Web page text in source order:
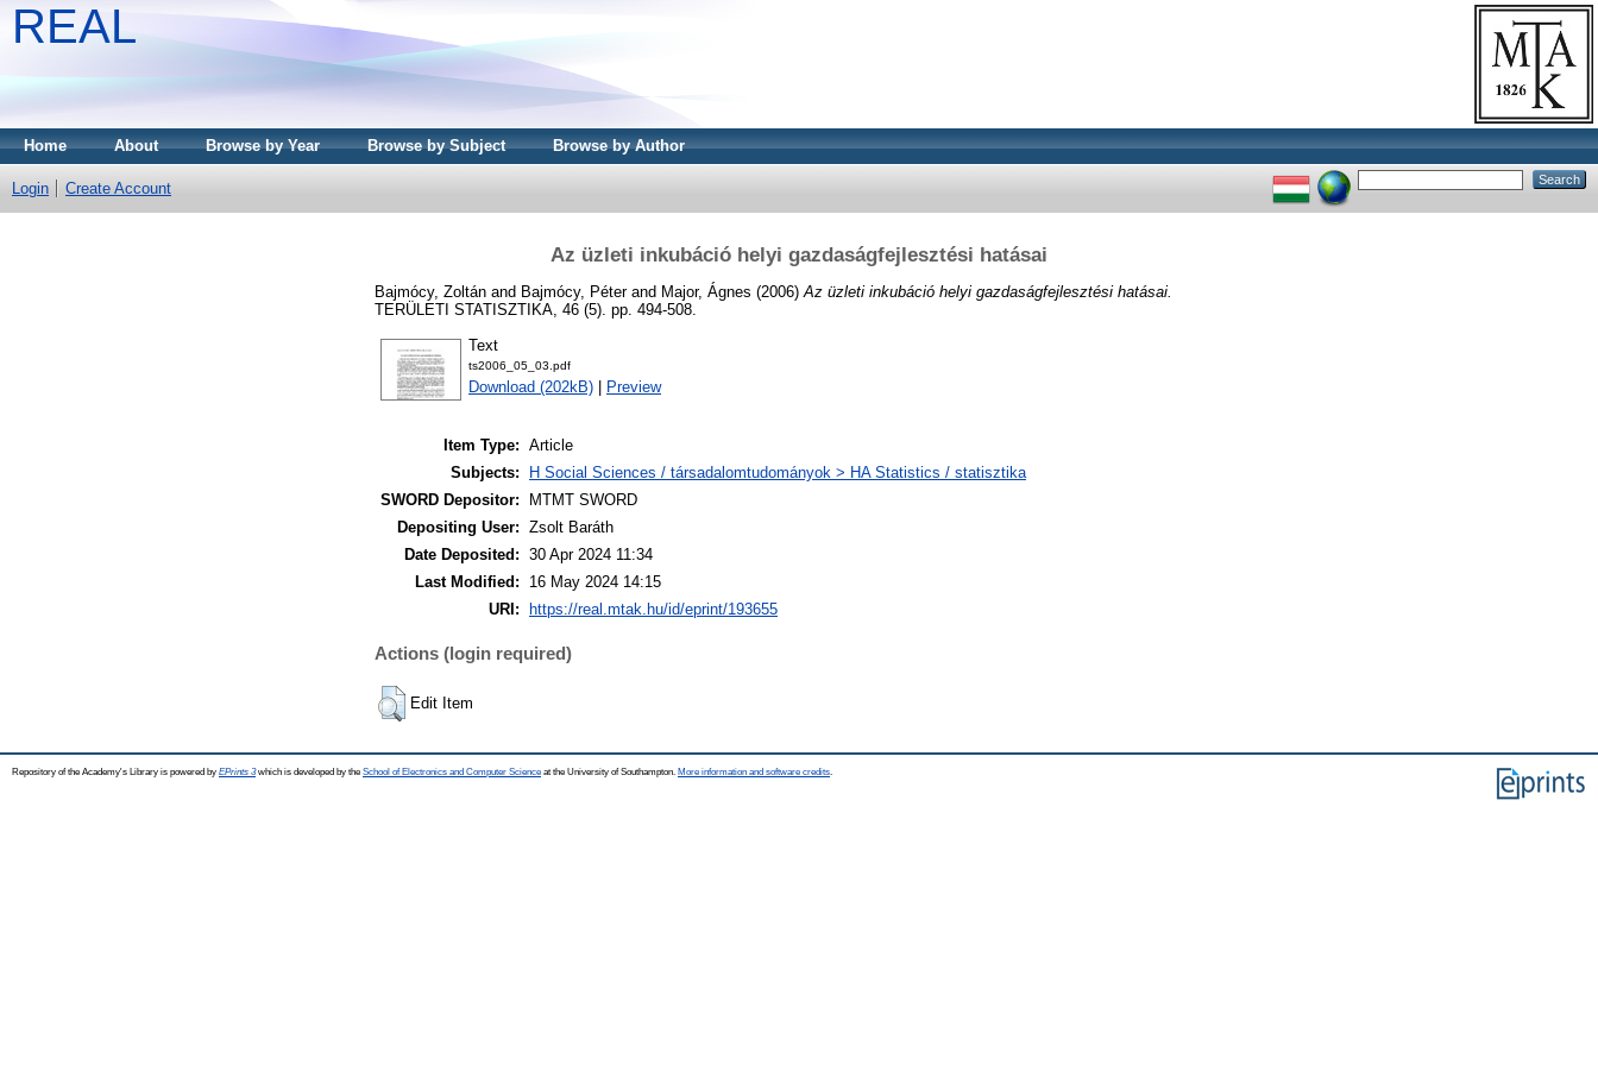
REAL
Home About Browse by Year Browse by Subject Browse by Author
Login Create Account
Az üzleti inkubáció helyi gazdaságfejlesztési hatásai
Bajmócy, Zoltán and Bajmócy, Péterand Major, Ágnes (2006) Az üzleti inkubáció helyi gazdaságfejlesztési hatásai.
TERÜLETI STATISZTIKA, 46 (5). pp. 494-508.
Text
ts2006_05_03.pdf
Download (202kB) Preview
Item Type: Article
Subjects:
H Social Sciences / társadalomtudományok > HA Statistics / statisztika
SWORD Depositor:
MTMT SWORD
Depositing User: Zsolt Baráth
Date Deposited: 30 Apr 2024 11:34
Last Modified:
16 May 2024 14:15
URI:
https://real.mtak.hu/id/eprint/193655
Actions (login required)
Edit Item
Repository of the Academy's Library is powered by EPrints 3which is developed by the School of Electronics and Computer Science at the University of Southampton. More information and software credits